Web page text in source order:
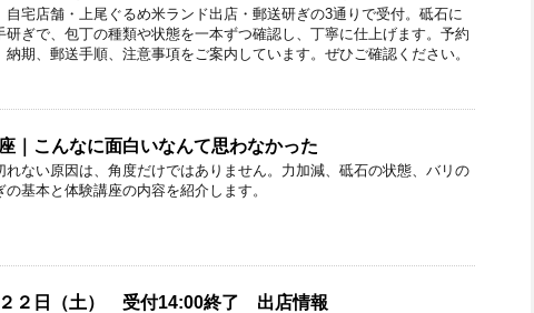
自宅店舗・上尾ぐるめ米ランド出店・郵送研ぎの3通りで受付。砥石に
研ぎで、包丁の種類や状態を一本ずつ確認し、丁寧に仕上げます。予約
期、郵送手順、注意事項をご案内しています。ぜひご確認ください。
｜こんなに面白いなんて思わなかった
れない原因は、角度だけではありません。力加減、砥石の状態、バリの
基本と体験講座の内容を紹介します。
２日（土） 受付14:00終了 出店情報